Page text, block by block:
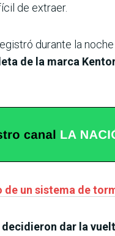
de extraer.
durante la
de la marca
un sistema de
dar la